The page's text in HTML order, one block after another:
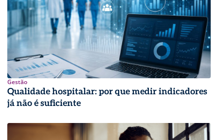
Gestão
Qualidade hospitalar: por que medir indicadores
já não é suficiente